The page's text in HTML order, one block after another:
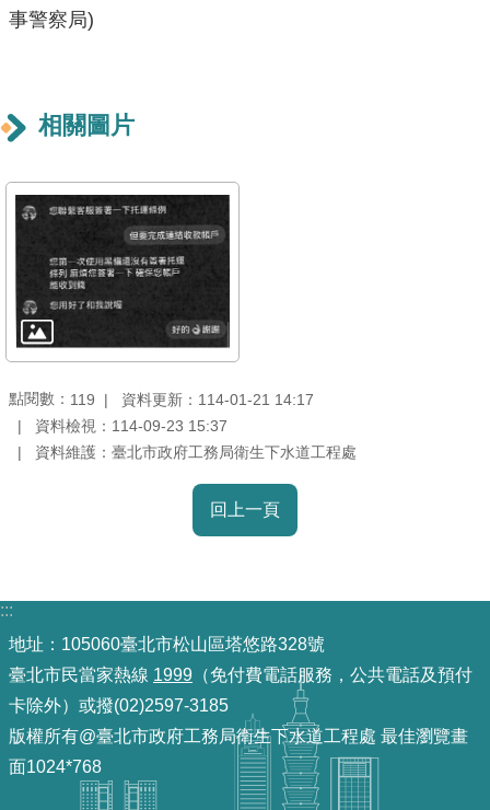
English
問
陳
雙
詞
彙
政
府
網
站
料
事警察局)
相關圖片
點閱數： 119
資料更新：114-01-21 14:17
資料檢視：114-09-23 15:37
資料維護：臺北市政府工務局衛生下水道工程處
回上一頁
:::
地址：105060臺北市松山區塔悠路328號
臺北市民當家熱線 1999 （免付費電話服務，公共電話及預付
卡除外）或撥(02)2597-3185
版權所有@臺北市政府工務局衛生下水道工程處 最佳瀏覽畫
面1024*768